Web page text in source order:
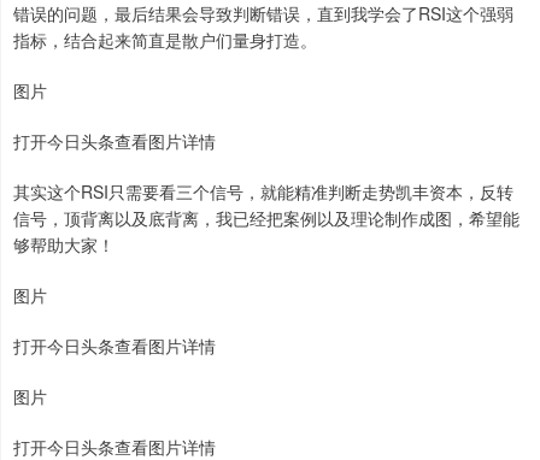
错误的问题，最后结果会导致判断错误，直到我学会了RSI这个强弱
指标，结合起来简直是散户们量身打造。
图片
打开今日头条查看图片详情
其实这个RSI只需要看三个信号，就能精准判断走势凯丰资本，反转
信号，顶背离以及底背离，我已经把案例以及理论制作成图，希望能
够帮助大家！
图片
打开今日头条查看图片详情
图片
打开今日头条查看图片详情